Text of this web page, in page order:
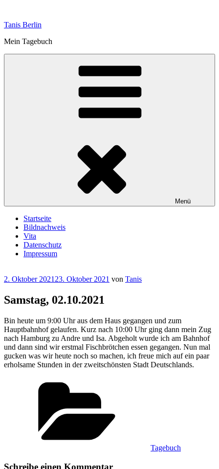
springen
Tanis Berlin
Mein Tagebuch
Menü
Startseite
Bildnachweis
Vita
Datenschutz
Impressum
Veröffentlicht
2. Oktober 2021 23. Oktober 2021 von Tanis
Samstag, 02.10.2021
Bin heute um 9:00 Uhr aus dem Haus gegangen und zum
Hauptbahnhof gelaufen. Kurz nach 10:00 Uhr ging dann mein Zug
nach Hamburg zu Andre und Isa. Abgeholt wurde ich am Bahnhof
und dann sind wir erstmal Fischbrötchen essen gegangen. Nun mal
gucken was wir heute noch so machen, ich freue mich auf ein paar
erholsame Stunden in der zweitschönsten Stadt Deutschlands.
Tagebuch
Schreibe einen Kommentar